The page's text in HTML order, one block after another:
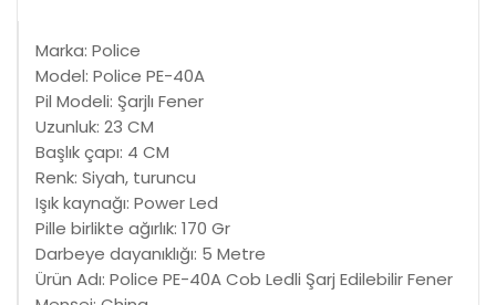
Marka: Police
Model: Police PE-40A
Pil Modeli: Şarjlı Fener
Uzunluk: 23 CM
Başlık çapı: 4 CM
Renk: Siyah, turuncu
Işık kaynağı: Power Led
Pille birlikte ağırlık: 170 Gr
Darbeye dayanıklığı: 5 Metre
Ürün Adı: Police PE-40A Cob Ledli Şarj Edilebilir Fener